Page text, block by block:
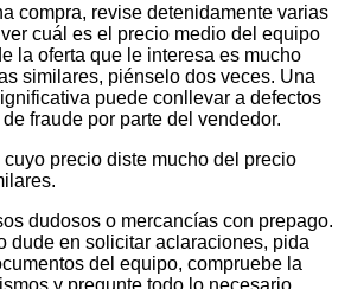
compra, revise detenidamente varias
cuál es el precio medio del equipo
la oferta que le interesa es mucho
similares, piénselo dos veces. Una
puede conllevar a defectos
fraude por parte del vendedor.
precio diste mucho del precio
dudosos o mercancías con prepago.
dude en solicitar aclaraciones, pida
del equipo, compruebe la
y pregunte todo lo necesario.